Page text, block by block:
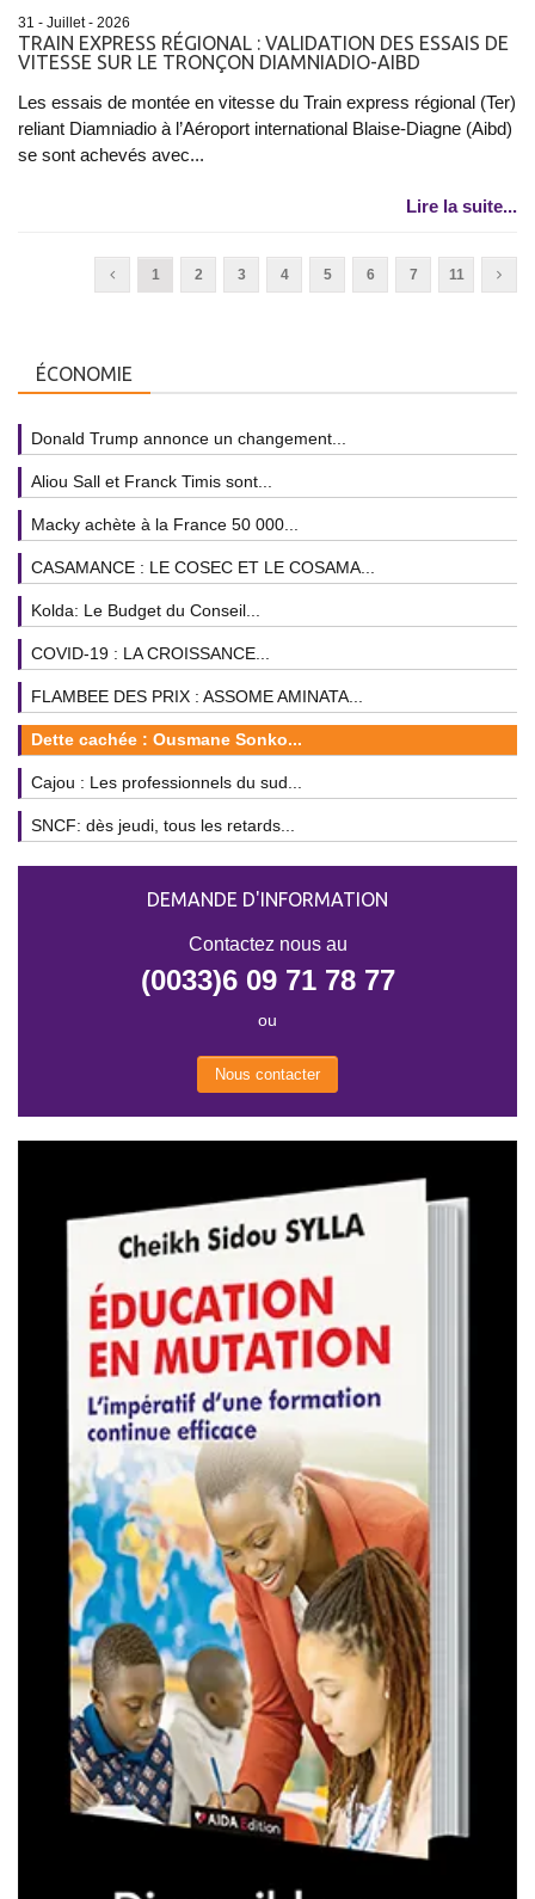
31 - Juillet - 2026
TRAIN EXPRESS RÉGIONAL : VALIDATION DES ESSAIS DE
VITESSE SUR LE TRONÇON DIAMNIADIO-AIBD
Les essais de montée en vitesse du Train express régional (Ter)
reliant Diamniadio à l’Aéroport international Blaise-Diagne (Aibd)
se sont achevés avec...
Lire la suite...
1 2 3 4 5 6 7 11
ÉCONOMIE
Donald Trump annonce un changement...
Aliou Sall et Franck Timis sont...
Macky achète à la France 50 000...
CASAMANCE : LE COSEC ET LE COSAMA...
Kolda: Le Budget du Conseil...
COVID-19 : LA CROISSANCE...
FLAMBEE DES PRIX : ASSOME AMINATA...
Dette cachée : Ousmane Sonko...
Cajou : Les professionnels du sud...
SNCF: dès jeudi, tous les retards...
DEMANDE D'INFORMATION
Contactez nous au
(0033)6 09 71 78 77
ou
Nous contacter